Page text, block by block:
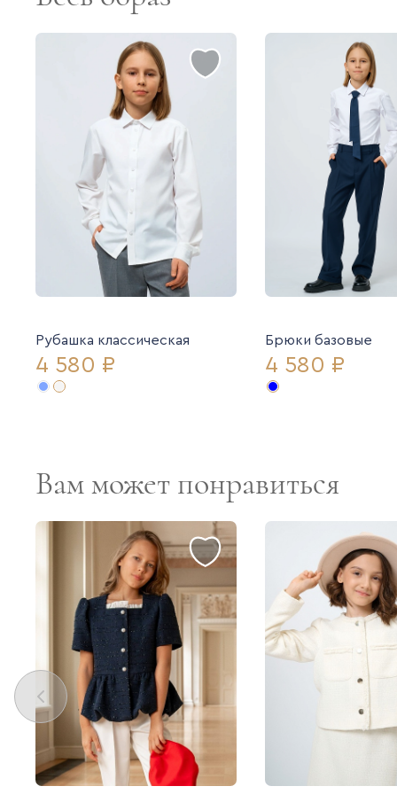
Рубашка классическая
4 580 ₽
Брюки базовые
4 580 ₽
Вам может понравиться